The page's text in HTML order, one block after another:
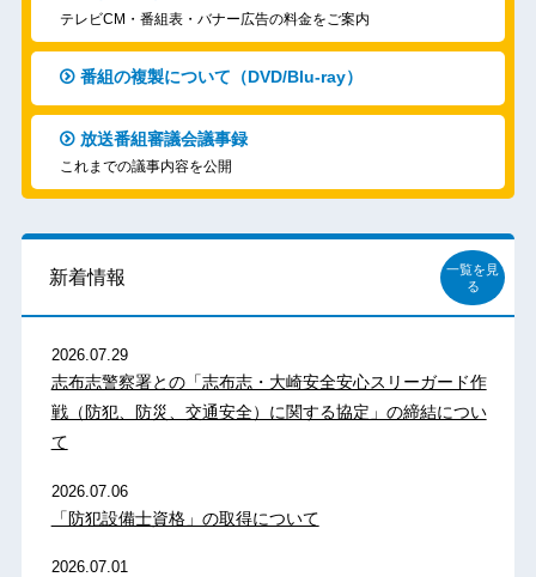
テレビCM・番組表・バナー広告の料金をご案内
番組の複製について（DVD/Blu-ray）
放送番組審議会議事録
これまでの議事内容を公開
新着情報
一覧を見
る
2026.07.29
志布志警察署との「志布志・大崎安全安心スリーガード作
戦（防犯、防災、交通安全）に関する協定」の締結につい
て
2026.07.06
「防犯設備士資格」の取得について
2026.07.01